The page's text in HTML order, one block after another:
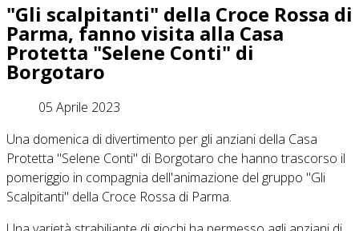
"Gli scalpitanti" della Croce Rossa di
Parma, fanno visita alla Casa
Protetta "Selene Conti" di
Borgotaro
05 Aprile 2023
Una domenica di divertimento per gli anziani della Casa
Protetta "Selene Conti" di Borgotaro che hanno trascorso il
pomeriggio in compagnia dell'animazione del gruppo "Gli
Scalpitanti" della Croce Rossa di Parma.